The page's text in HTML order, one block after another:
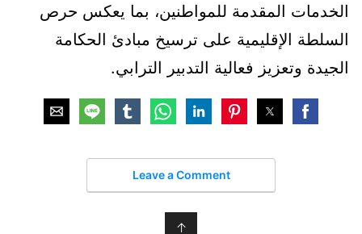
الخدمات المقدمة للمواطنين، بما يعكس حرص
السلطة الإقليمية على ترسيخ مبادئ الحكامة
الجيدة وتعزيز فعالية التدبير الترابي.
Leave a Comment
↑